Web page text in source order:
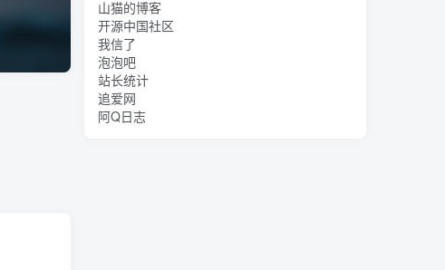
山猫的博客
开源中国社区
我信了
泡泡吧
站长统计
追爱网
阿Q日志